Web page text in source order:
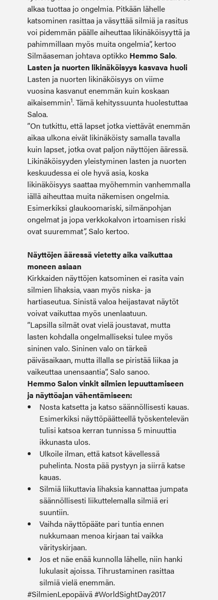
alkaa tuottaa jo ongelmia. Pitkään lähelle
katsominen rasittaa ja väsyttää silmiä ja rasitus
voi pidemmän päälle aiheuttaa likinäköisyyttä ja
pahimmillaan myös muita ongelmia”, kertoo
Silmäaseman johtava optikko Hemmo Salo.
Lasten ja nuorten likinäköisyys kasvava huoli
Lasten ja nuorten likinäköisyys on viime
vuosina kasvanut enemmän kuin koskaan
aikaisemmin1. Tämä kehityssuunta huolestuttaa
Saloa.
”On tutkittu, että lapset jotka viettävät enemmän
aikaa ulkona eivät likinäköisty samalla tavalla
kuin lapset, jotka ovat paljon näyttöjen ääressä.
Likinäköisyyden yleistyminen lasten ja nuorten
keskuudessa ei ole hyvä asia, koska
likinäköisyys saattaa myöhemmin vanhemmalla
iällä aiheuttaa muita näkemisen ongelmia.
Esimerkiksi glaukoomariski, silmänpohjan
ongelmat ja jopa verkkokalvon irtoamisen riski
ovat suuremmat”, Salo kertoo.
Näyttöjen ääressä vietetty aika vaikuttaa
moneen asiaan
Kirkkaiden näyttöjen katsominen ei rasita vain
silmien lihaksia, vaan myös niska- ja
hartiaseutua. Sinistä valoa heijastavat näytöt
voivat vaikuttaa myös unenlaatuun.
”Lapsilla silmät ovat vielä joustavat, mutta
lasten kohdalla ongelmalliseksi tulee myös
sininen valo. Sininen valo on tärkeä
päiväsaikaan, mutta illalla se piristää liikaa ja
vaikeuttaa unensaantia”, Salo sanoo.
Hemmo Salon vinkit silmien lepuuttamiseen
ja näyttöajan vähentämiseen:
Nosta katsetta ja katso säännöllisesti kauas.
Esimerkiksi näyttöpäätteellä työskentelevän
tulisi katsoa kerran tunnissa 5 minuuttia
ikkunasta ulos.
Ulkoile ilman, että katsot kävellessä
puhelinta. Nosta pää pystyyn ja siirrä katse
kauas.
Silmiä liikuttavia lihaksia kannattaa jumpata
säännöllisesti liikuttelemalla silmiä eri
suuntiin.
Vaihda näyttöpääte pari tuntia ennen
nukkumaan menoa kirjaan tai vaikka
värityskirjaan.
Jos et näe enää kunnolla lähelle, niin hanki
lukulasit ajoissa. Tihrustaminen rasittaa
silmiä vielä enemmän.
#SilmienLepopäivä #WorldSightDay2017